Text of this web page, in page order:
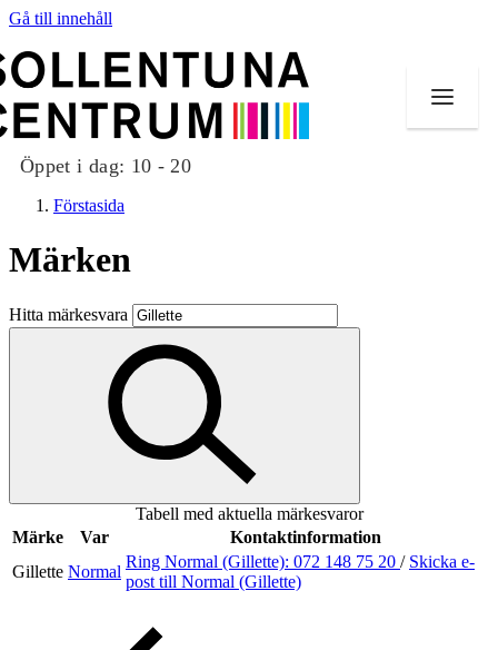
Gå till innehåll
Öppet i dag: 10 - 20
Butiker
Mat och dryck
Evenemang
Erbjudanden
Inspiration
Förstasida
Märken
Hitta märkesvara
Tabell med aktuella märkesvaror
Märke
Var
Kontaktinformation
Gillette Normal
Ring Normal (Gillette): 072 148 75 20 / Skicka e-
post till Normal (Gillette)